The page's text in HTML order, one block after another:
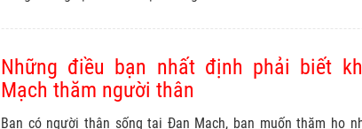
Những điều bạn nhất định phải biết
Mạch thăm người thân
Bạn có người thân sống tại Đan Mach, bạn muốn thăm họ